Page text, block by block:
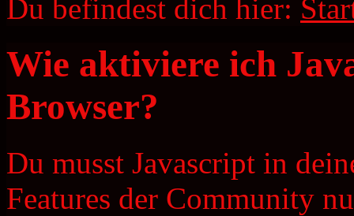
Du befindest dich hier:
Wie aktiviere ich
Browser?
Du musst Javascript in
Features der Community